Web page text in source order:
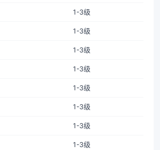
1-3级
1-3级
1-3级
1-3级
1-3级
1-3级
1-3级
1-3级